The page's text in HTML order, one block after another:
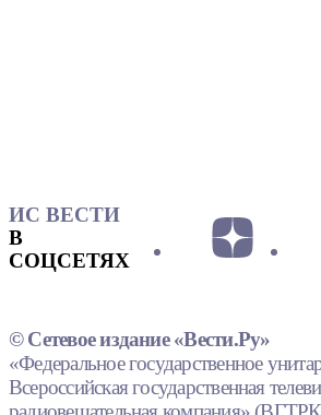
ИС ВЕСТИ
В
СОЦСЕТЯХ
© Сетевое издание «Вести.Ру»
«Федеральное государственное
Всероссийская государственная